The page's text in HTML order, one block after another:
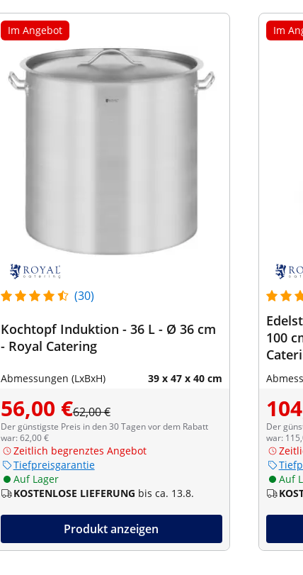
Im Angebot
(30)
Kochtopf Induktion - 36 L - Ø 36 cm
- Royal Catering
Abmessungen (LxBxH) 39 x 47 x 40 cm
56,00 €62,00 €
Der günstigste Preis in den 30 Tagen vor dem Rabatt
war: 62,00 €
Zeitlich begrenztes Angebot
Tiefpreisgarantie
Auf Lager
KOSTENLOSE LIEFERUNG bis ca. 13.8.
Produkt anzeigen
Im
100
Der
war:
Auf